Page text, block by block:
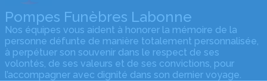
Pompes Funèbres Labonne
Nos équipes vous aident à honorer la mémoire de la
personne défunte de manière totalement personnalisée,
à perpétuer son souvenir dans le respect de ses
volontés, de ses valeurs et de ses convictions, pour
l’accompagner avec dignité dans son dernier voyage.